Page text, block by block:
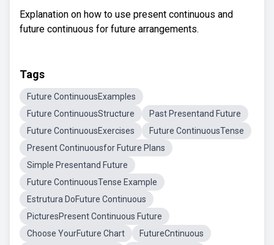
Explanation on how to use present continuous and
future continuous for future arrangements.
Tags
Future ContinuousExamples
Future ContinuousStructure
Past Presentand Future
Future ContinuousExercises
Future ContinuousTense
Present Continuousfor Future Plans
Simple Presentand Future
Future ContinuousTense Example
Estrutura DoFuture Continuous
PicturesPresent Continuous Future
Choose YourFuture Chart
FutureCntinuous